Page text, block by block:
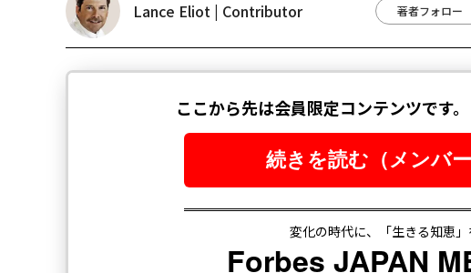
Lance Eliot | Contributor 著者フォロー